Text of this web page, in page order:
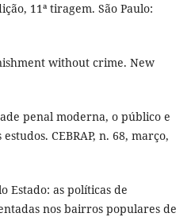
11ª tiragem. São Paulo:
without crime. New
penal moderna, o público e
CEBRAP, n. 68, março,
Estado: as políticas de
nos bairros populares de